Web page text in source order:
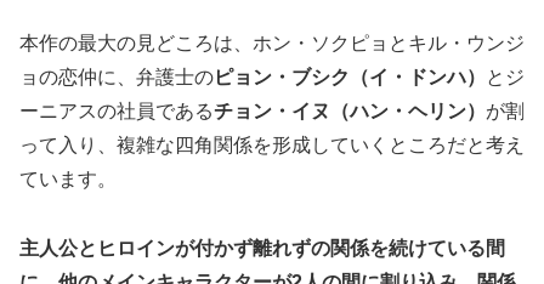
本作の最大の見どころは、ホン・ソクピョとキル・ウンジ
ョの恋仲に、弁護士のピョン・ブシク（イ・ドンハ）
とジ
ーニアスの社員であるチョン・イヌ（ハン・ヘリン） が割
って入り、複雑な四角関係を形成していくところだと考え
ています。
主人公とヒロインが付かず離れずの関係を続けている間